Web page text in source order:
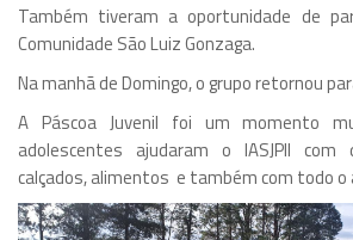
Também tiveram a oportunidade de
Comunidade São Luiz Gonzaga.
Na manhã de Domingo, o grupo retornou
A Páscoa Juvenil foi um momento
adolescentes ajudaram o IASJPII com
calçados, alimentos e também com todo o